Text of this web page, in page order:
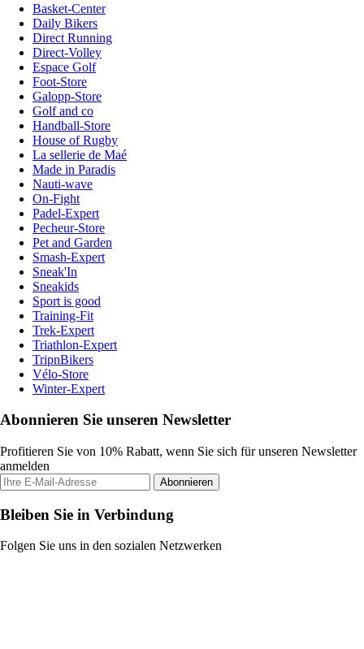
Basket-Center
Daily Bikers
Direct Running
Direct-Volley
Espace Golf
Foot-Store
Galopp-Store
Golf and co
Handball-Store
House of Rugby
La sellerie de Maé
Made in Paradis
Nauti-wave
On-Fight
Padel-Expert
Pecheur-Store
Pet and Garden
Smash-Expert
Sneak'In
Sneakids
Sport is good
Training-Fit
Trek-Expert
Triathlon-Expert
TripnBikers
Vélo-Store
Winter-Expert
Abonnieren Sie unseren Newsletter
Profitieren Sie von 10% Rabatt, wenn Sie sich für unseren Newsletter
anmelden
Abonnieren
Bleiben Sie in Verbindung
Folgen Sie uns in den sozialen Netzwerken